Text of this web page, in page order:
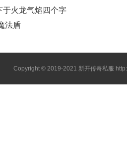
于火龙气焰四个字
法盾
Copyright © 2019-2021 新开传奇私服